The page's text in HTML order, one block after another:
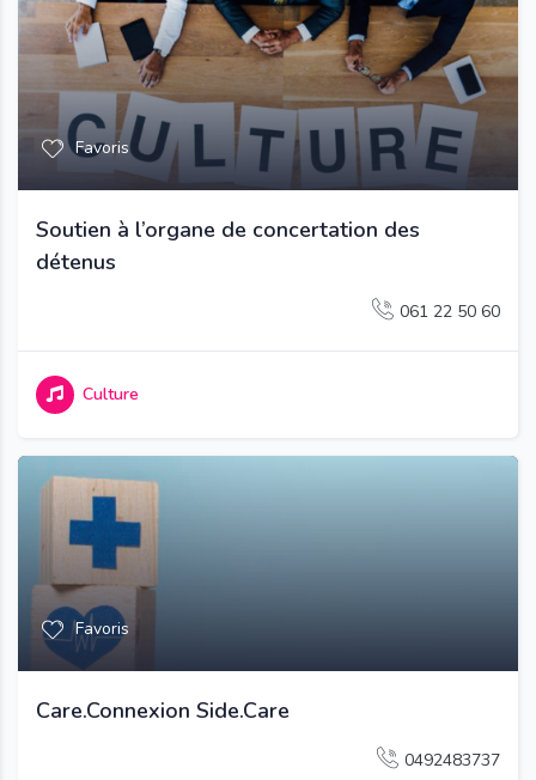
Favoris
Soutien à l’organe de concertation des
détenus
061 22 50 60
Culture
Favoris
Care.Connexion Side.Care
0492483737